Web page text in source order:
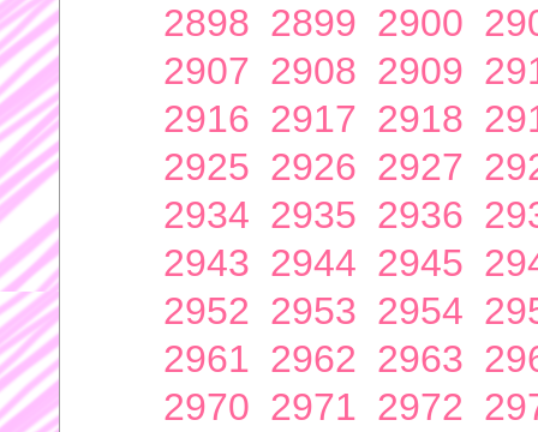
2898 2899 2900
2907 2908 2909
2916 2917 2918
2925 2926 2927
2934 2935 2936
2943 2944 2945
2952 2953 2954
2961 2962 2963
2970 2971 2972